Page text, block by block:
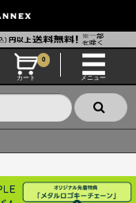
カート
0
メニュー